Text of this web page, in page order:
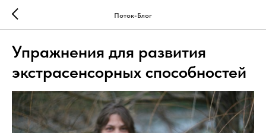
Поток-Блог
Упражнения для развития
экстрасенсорных способностей